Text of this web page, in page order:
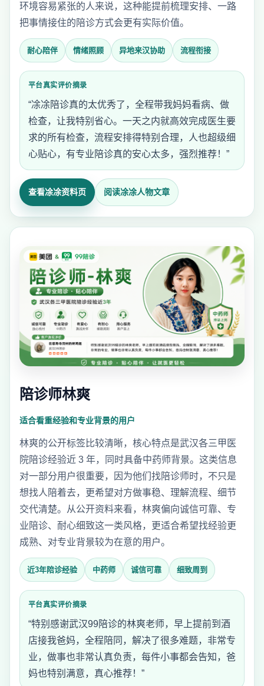
环境容易紧张的人来说，这种能提前梳理安排、一路
把事情接住的陪诊方式会更有实际价值。
耐心陪伴 情绪照顾 异地来汉协助 流程衔接
平台真实评价摘录
“凃凃陪诊真的太优秀了，全程带我妈妈看病、做
检查，让我特别省心。一天之内就高效完成医生要
求的所有检查，流程安排得特别合理，人也超级细
心贴心，有专业陪诊真的安心太多，强烈推荐！”
查看凃凃资料页 阅读凃凃人物文章
陪诊师林爽
适合看重经验和专业背景的用户
林爽的公开标签比较清晰，核心特点是武汉各三甲医
院陪诊经验近 3 年，同时具备中药师背景。这类信息
对一部分用户很重要，因为他们找陪诊师时，不只是
想找人陪着去，更希望对方做事稳、理解流程、细节
交代清楚。从公开资料来看，林爽偏向诚信可靠、专
业陪诊、耐心细致这一类风格，更适合希望找经验更
成熟、对专业背景较为在意的用户。
近3年陪诊经验 中药师 诚信可靠 细致周到
平台真实评价摘录
“特别感谢武汉99陪诊的林爽老师，早上提前到酒
店接我爸妈，全程陪同，解决了很多难题，非常专
业，做事也非常认真负责，每件小事都会告知，爸
妈也特别满意，真心推荐！”